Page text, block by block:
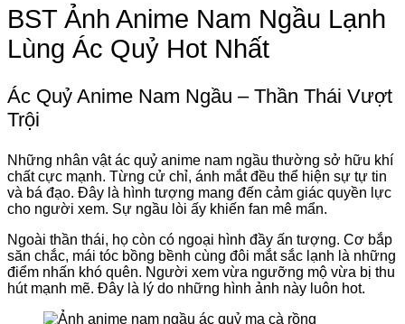
BST Ảnh Anime Nam Ngầu Lạnh
Lùng Ác Quỷ Hot Nhất
Ác Quỷ Anime Nam Ngầu – Thần Thái Vượt
Trội
Những nhân vật ác quỷ anime nam ngầu thường sở hữu khí
chất cực mạnh. Từng cử chỉ, ánh mắt đều thể hiện sự tự tin
và bá đạo. Đây là hình tượng mang đến cảm giác quyền lực
cho người xem. Sự ngầu lòi ấy khiến fan mê mẩn.
Ngoài thần thái, họ còn có ngoại hình đầy ấn tượng. Cơ bắp
săn chắc, mái tóc bồng bềnh cùng đôi mắt sắc lạnh là những
điểm nhấn khó quên. Người xem vừa ngưỡng mộ vừa bị thu
hút mạnh mẽ. Đây là lý do những hình ảnh này luôn hot.